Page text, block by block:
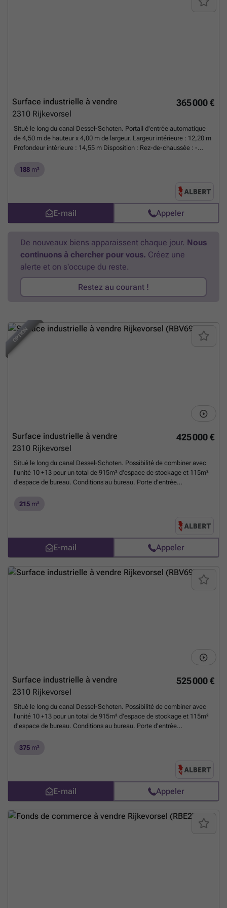
365 000 €
Surface industrielle à vendre
2310 Rijkevorsel
Situé le long du canal Dessel-Schoten. Portail d'entrée automatique
de 4,50 m de hauteur x 4,00 m de largeur. Largeur intérieure : 12,20 m
Profondeur intérieure : 14,55 m Disposition : Rez-de-chaussée : -
stockage (17m²) Premier étage : - Salle d'exposition (123,50m²)
188 m²
E-mail Appeler
De nouveaux biens apparaissent chaque jour. Nous
continuons à chercher pour vous. Créez une
alerte et on s'occupe du reste.
Restez au courant !
OPTION
425 000 €
Surface industrielle à vendre
2310 Rijkevorsel
Situé le long du canal Dessel-Schoten. Possibilité de combiner avec
l'unité 10 +13 pour un total de 915m² d'espace de stockage et 115m²
d'espace de bureau. Conditions au bureau. Porte d'entrée
plafond : 7,00m pour les unités 8 et 10. 8,00m pour l'unité 13. Largeur
coupe-feu entre les entrepôts - Trappes de fumée disponibles -
Verrière au centre des toits - 2 places de parking incluses - Places de
parking supplémentaires disponibles à la location si désiré.En savoir
215 m²
E-mail Appeler
525 000 €
Surface industrielle à vendre
2310 Rijkevorsel
Situé le long du canal Dessel-Schoten. Possibilité de combiner avec
l'unité 10 +13 pour un total de 915m² d'espace de stockage et 115m²
d'espace de bureau. Conditions au bureau. Porte d'entrée
plafond : 7,00m pour les unités 8 et 10. 8,00m pour l'unité 13. Largeur
coupe-feu entre les entrepôts - Trappes de fumée disponibles -
Verrière au centre des toits - 2 places de parking incluses - Places de
parking supplémentaires disponibles à la location si désiré.En savoir
375 m²
E-mail Appeler